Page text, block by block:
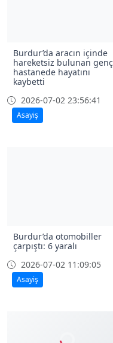
Burdur’da aracın içinde
hareketsiz bulunan genç
hastanede hayatını
kaybetti
2026-07-02 23:56:41
Asayiş
Burdur’da otomobiller
çarpıştı: 6 yaralı
2026-07-02 11:09:05
Asayiş